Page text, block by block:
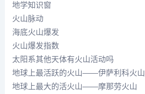
地学知识窗
火山脉动
海底火山爆发
火山爆发指数
太阳系其他天体有火山活动吗
地球上最活跃的火山——伊萨利科火山
地球上最大的活火山——摩那劳火山